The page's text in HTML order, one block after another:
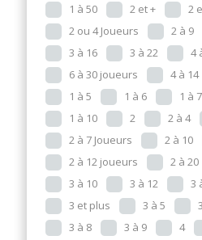
1 à 50
2 et + 2
2 ou 4 Joueurs
2 à 9
3 à 16
3 à 22 4
6 à 30 joueurs
4 à 14
1 à 5
1 à 6 1 à 7
1 à 10
2 2 à 4
2 à 7 Joueurs
2 à 10
2 à 12 joueurs
2 à 20
3 à 10
3 à 12 3
3 et plus
3 à 5
3 à 8
3 à 9 4